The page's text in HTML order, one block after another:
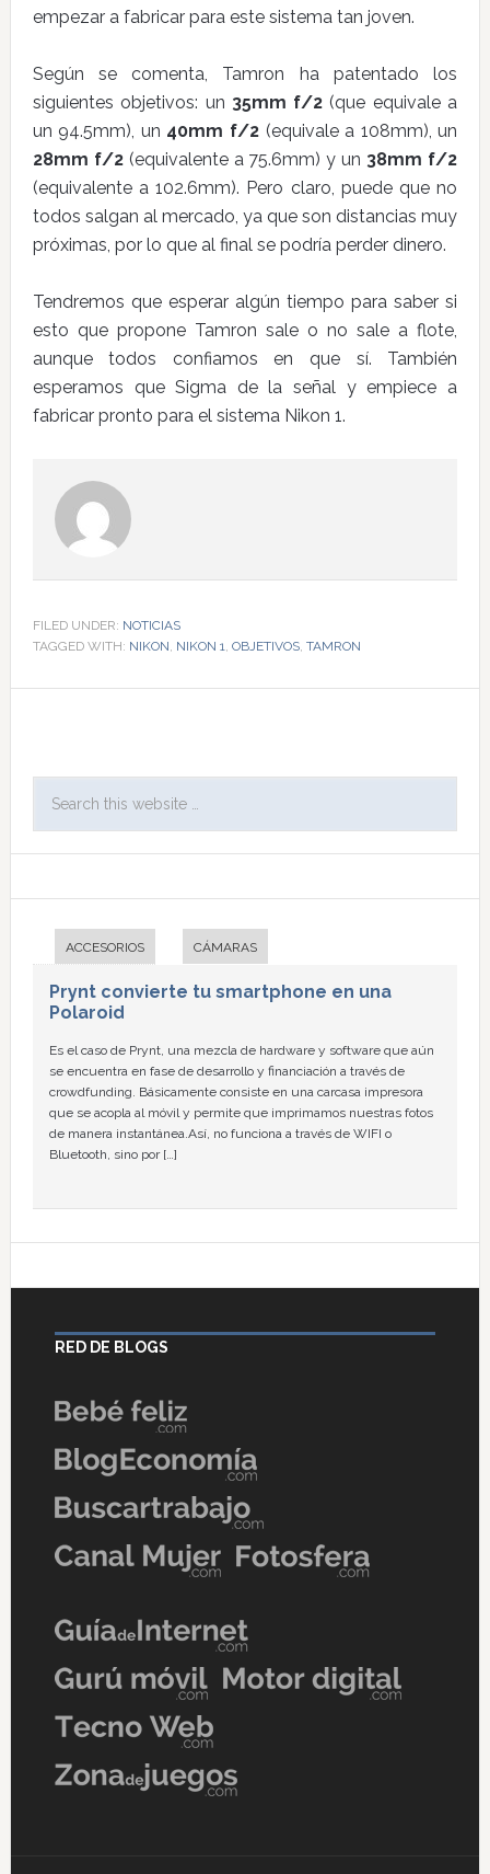
empezar a fabricar para este sistema tan joven.
Según se comenta, Tamron ha patentado los
siguientes objetivos: un 35mm f/2 (que equivale a
un 94.5mm), un 40mm f/2 (equivale a 108mm), un
28mm f/2(equivalente a 75.6mm) y un 38mm f/2
(equivalente a 102.6mm). Pero claro, puede que no
todos salgan al mercado, ya que son distancias muy
próximas, por lo que al final se podría perder dinero.
Tendremos que esperar algún tiempo para saber si
esto que propone Tamron sale o no sale a flote,
aunque todos confiamos en que sí. También
esperamos que Sigma de la señal y empiece a
fabricar pronto para el sistema Nikon 1.
FILED UNDER: NOTICIAS
TAGGED WITH: NIKON, NIKON 1, OBJETIVOS, TAMRON
ACCESORIOS CÁMARAS
Prynt convierte tu smartphone en una
Polaroid
Es el caso de Prynt, una mezcla de hardware y software que aún
se encuentra en fase de desarrollo y financiación a través de
crowdfunding. Básicamente consiste en una carcasa impresora
que se acopla al móvil y permite que imprimamos nuestras fotos
de manera instantánea.Así, no funciona a través de WIFI o
Bluetooth, sino por […]
RED DE BLOGS